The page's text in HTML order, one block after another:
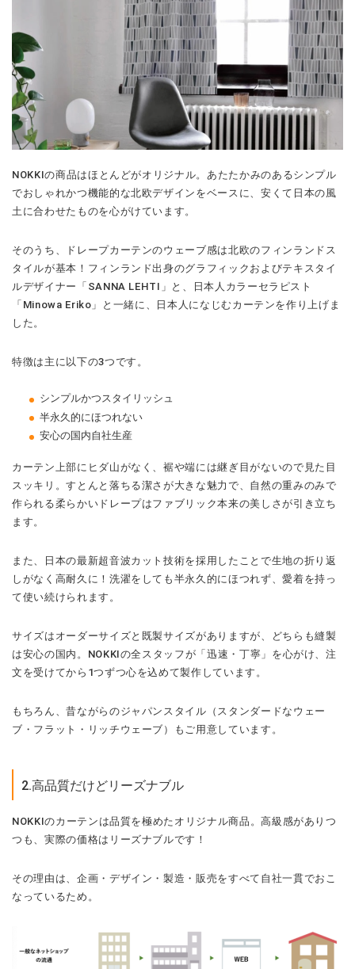
NOKKIの商品はほとんどがオリジナル。あたたかみのあるシンプル
でおしゃれかつ機能的な北欧デザインをベースに、安くて日本の風
土に合わせたものを心がけています。
そのうち、ドレープカーテンのウェーブ感は北欧のフィンランドス
タイルが基本！フィンランド出身のグラフィックおよびテキスタイ
ルデザイナー「SANNA LEHTI」と、日本人カラーセラピスト
「Minowa Eriko」と一緒に、日本人になじむカーテンを作り上げま
した。
特徴は主に以下の3つです。
シンプルかつスタイリッシュ
半永久的にほつれない
安心の国内自社生産
カーテン上部にヒダ山がなく、裾や端には継ぎ目がないので見た目
スッキリ。すとんと落ちる潔さが大きな魅力で、自然の重みのみで
作られる柔らかいドレープはファブリック本来の美しさが引き立ち
ます。
また、日本の最新超音波カット技術を採用したことで生地の折り返
しがなく高耐久に！洗濯をしても半永久的にほつれず、愛着を持っ
て使い続けられます。
サイズはオーダーサイズと既製サイズがありますが、どちらも縫製
は安心の国内。NOKKIの全スタッフが「迅速・丁寧」を心がけ、注
文を受けてから1つずつ心を込めて製作しています。
もちろん、昔ながらのジャパンスタイル（スタンダードなウェー
ブ・フラット・リッチウェーブ）もご用意しています。
2.高品質だけどリーズナブル
NOKKIのカーテンは品質を極めたオリジナル商品。高級感がありつ
つも、実際の価格はリーズナブルです！
その理由は、企画・デザイン・製造・販売をすべて自社一貫でおこ
なっているため。